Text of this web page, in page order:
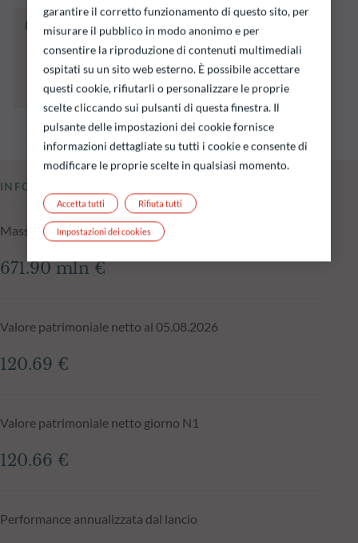
Il fondo indicato di seguito comporta un
rischio di perdita di capitale.
Si ricorda che i rendimenti passati non sono
indicativi di quelli futuri e possono variare nel
tempo.
INFORMAZIONI CHIAVE
Masse in gestione del fondo al 05.08.2026
671.90 mln €
Valore patrimoniale netto al 05.08.2026
120.69 €
Valore patrimoniale netto giorno N1
120.66 €
Performance annualizzata dal lancio
garantire il corretto funzionamento di questo sito, per
misurare il pubblico in modo anonimo e per
consentire la riproduzione di contenuti multimediali
ospitati su un sito web esterno. È possibile accettare
questi cookie, rifiutarli o personalizzare le proprie
scelte cliccando sui pulsanti di questa finestra. Il
pulsante delle impostazioni dei cookie fornisce
informazioni dettagliate su tutti i cookie e consente di
modificare le proprie scelte in qualsiasi momento.
Rifiuta tutti
Accetta tutti
Impostazioni dei cookies